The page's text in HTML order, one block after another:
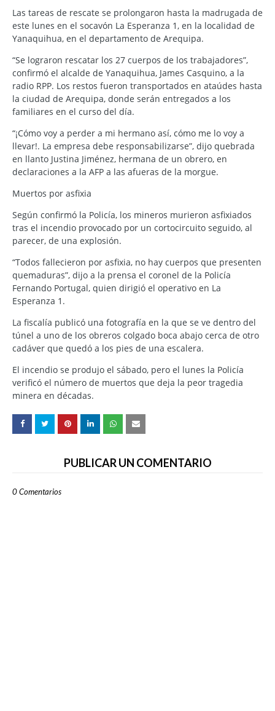
Las tareas de rescate se prolongaron hasta la madrugada de
este lunes en el socavón La Esperanza 1, en la localidad de
Yanaquihua, en el departamento de Arequipa.
“Se lograron rescatar los 27 cuerpos de los trabajadores”,
confirmó el alcalde de Yanaquihua, James Casquino, a la
radio RPP. Los restos fueron transportados en ataúdes hasta
la ciudad de Arequipa, donde serán entregados a los
familiares en el curso del día.
“¡Cómo voy a perder a mi hermano así, cómo me lo voy a
llevar!. La empresa debe responsabilizarse”, dijo quebrada
en llanto Justina Jiménez, hermana de un obrero, en
declaraciones a la AFP a las afueras de la morgue.
Muertos por asfixia
Según confirmó la Policía, los mineros murieron asfixiados
tras el incendio provocado por un cortocircuito seguido, al
parecer, de una explosión.
“Todos fallecieron por asfixia, no hay cuerpos que presenten
quemaduras”, dijo a la prensa el coronel de la Policía
Fernando Portugal, quien dirigió el operativo en La
Esperanza 1.
La fiscalía publicó una fotografía en la que se ve dentro del
túnel a uno de los obreros colgado boca abajo cerca de otro
cadáver que quedó a los pies de una escalera.
El incendio se produjo el sábado, pero el lunes la Policía
verificó el número de muertos que deja la peor tragedia
minera en décadas.
PUBLICAR UN COMENTARIO
0 Comentarios